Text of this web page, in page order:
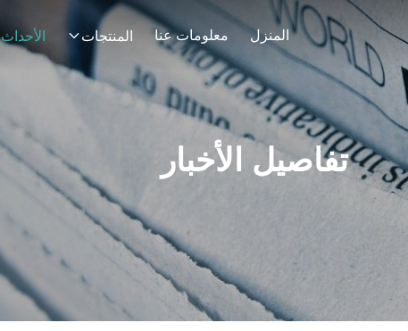
المنزل معلومات عنا المنتجات الأحداث
تفاصيل الأخبار